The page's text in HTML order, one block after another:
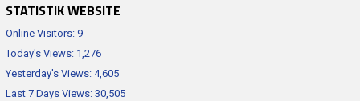
STATISTIK WEBSITE
Online Visitors: 9
Today's Views: 1,276
Yesterday's Views: 4,605
Last 7 Days Views: 30,505